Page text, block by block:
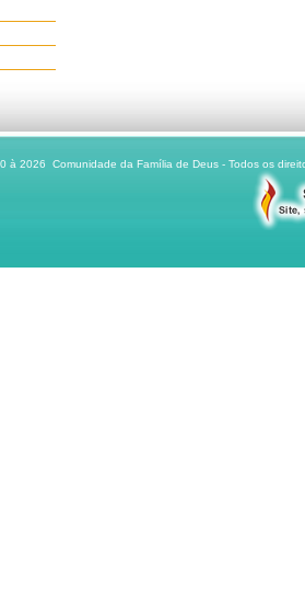
à 2026 Comunidade da Família de Deus - Todos os